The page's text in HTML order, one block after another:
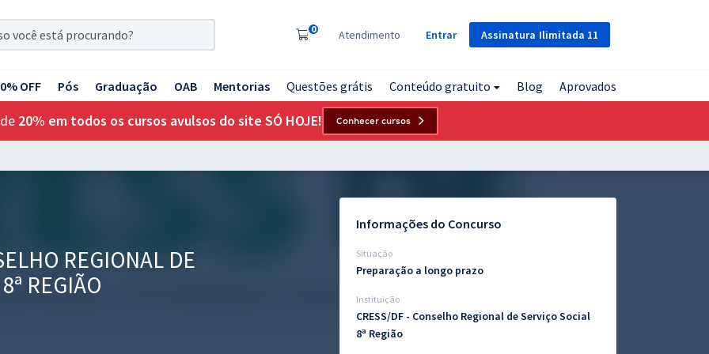
Assinatura Ilimitada 11
0 Atendimento Entrar
OFF Pós Graduação OAB Mentorias Questões grátis Conteúdo gratuito Blog Aprovados
20% em todos os cursos avulsos do site SÓ HOJE! Conhecer cursos
REGIONAL DE
REGIÃO
Informações do Concurso
Situação
Preparação a longo prazo
Instituição
CRESS/DF - Conselho Regional de Serviço Social
8ª Região